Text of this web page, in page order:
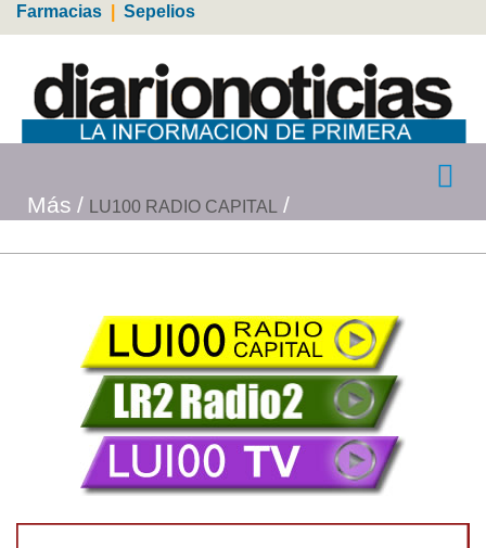
Farmacias Sepelios
Más LU100 RADIO CAPITAL